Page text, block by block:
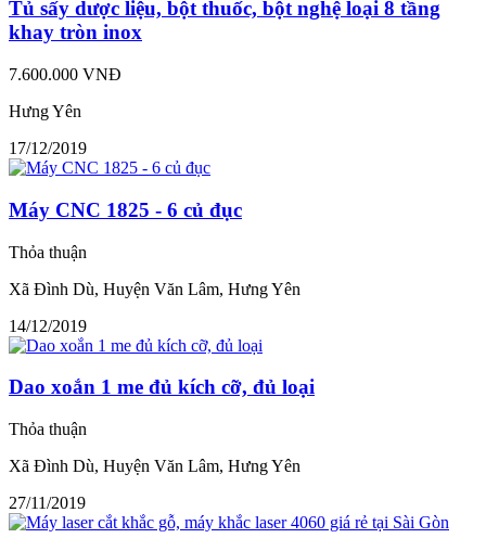
Tủ sấy dược liệu, bột thuốc, bột nghệ loại 8 tầng
khay tròn inox
7.600.000 VNĐ
Hưng Yên
17/12/2019
Máy CNC 1825 - 6 củ đục
Thỏa thuận
Xã Đình Dù, Huyện Văn Lâm, Hưng Yên
14/12/2019
Dao xoắn 1 me đủ kích cỡ, đủ loại
Thỏa thuận
Xã Đình Dù, Huyện Văn Lâm, Hưng Yên
27/11/2019